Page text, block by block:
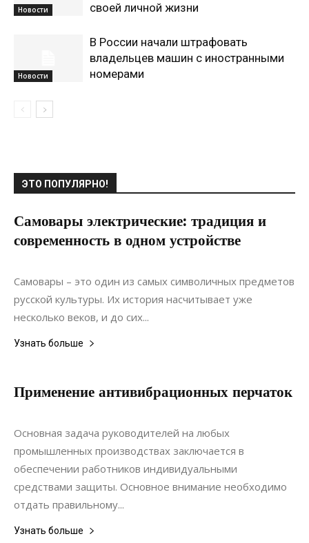
Новости
своей личной жизни
Новости
В России начали штрафовать
владельцев машин с иностранными
номерами
ЭТО ПОПУЛЯРНО!
Самовары электрические: традиция и
современность в одном устройстве
10.06.2024
Самовары – это один из самых символичных предметов
русской культуры. Их история насчитывает уже
несколько веков, и до сих...
Узнать больше
Применение антивибрационных перчаток
22.06.2022 0
Основная задача руководителей на любых
промышленных производствах заключается в
обеспечении работников индивидуальными
средствами защиты. Основное внимание необходимо
отдать правильному...
Узнать больше